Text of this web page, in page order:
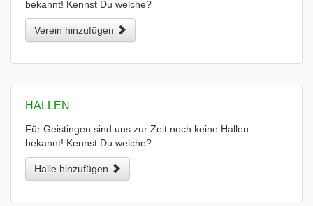
bekannt! Kennst Du welche?
Verein hinzufügen
HALLEN
Für Geistingen sind uns zur Zeit noch keine Hallen
bekannt! Kennst Du welche?
Halle hinzufügen